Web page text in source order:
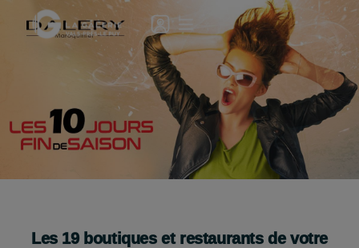
Les 19boutiques et restaurants de votre